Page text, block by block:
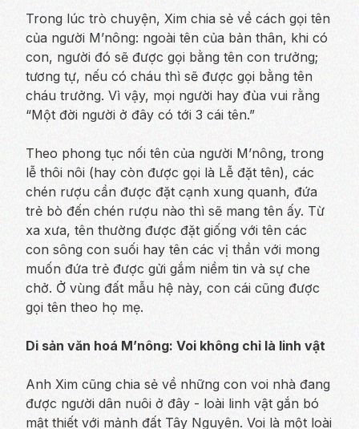
Trong lúc trò chuyện, Xim chia sẻ về cách gọi tên
của người M’nông: ngoài tên của bản thân, khi có
con, người đó sẽ được gọi bằng tên con trưởng;
tương tự, nếu có cháu thì sẽ được gọi bằng tên
cháu trưởng. Vì vậy, mọi người hay đùa vui rằng
“Một đời người ở đây có tới 3 cái tên.”
Theo phong tục nối tên của người M’nông, trong
lễ thôi nôi (hay còn được gọi là Lễ đặt tên), các
chén rượu cần được đặt cạnh xung quanh, đứa
trẻ bò đến chén rượu nào thì sẽ mang tên ấy. Từ
xa xưa, tên thường được đặt giống với tên các
con sông con suối hay tên các vị thần với mong
muốn đứa trẻ được gửi gắm niềm tin và sự che
chở. Ở vùng đất mẫu hệ này, con cái cũng được
gọi tên theo họ mẹ.
Di sản văn hoá M’nông: Voi không chỉ là linh vật
Anh Xim cũng chia sẻ về những con voi nhà đang
được người dân nuôi ở đây - loài linh vật gắn bó
mật thiết với mảnh đất Tây Nguyên. Voi là một loài